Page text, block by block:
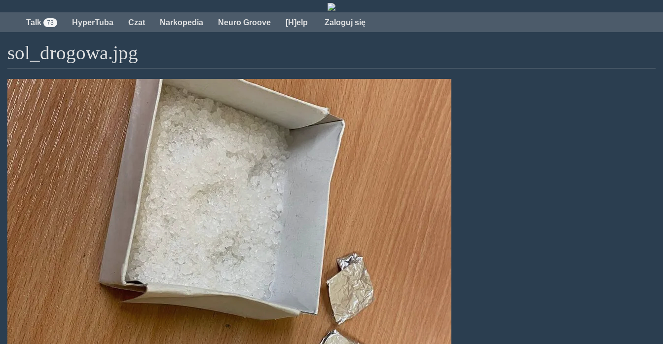
treści
Talk 73 HyperTuba Czat Narkopedia Neuro Groove [H]elp Zaloguj się
sol_drogowa.jpg